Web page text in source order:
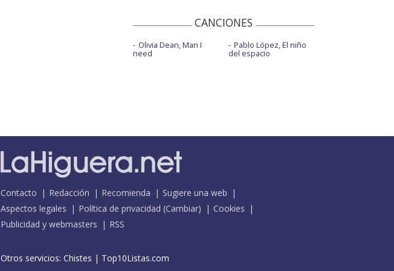
CANCIONES
Olivia Dean, Man I
need
Pablo López, El niño
del espacio
Contacto Redacción Recomienda
Sugiere una web
Aspectos legales
Política de privacidad (Cambiar)
Cookies
Publicidad y webmasters
RSS
Otros servicios: Chistes | Top10Listas.com